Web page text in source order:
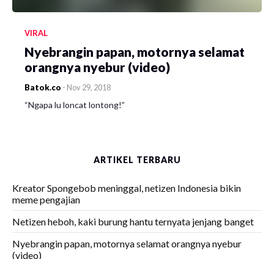
VIRAL
Nyebrangin papan, motornya selamat
orangnya nyebur (video)
Batok.co - Nov 29, 2018
“Ngapa lu loncat lontong!”
ARTIKEL TERBARU
Kreator Spongebob meninggal, netizen Indonesia bikin
meme pengajian
Netizen heboh, kaki burung hantu ternyata jenjang banget
Nyebrangin papan, motornya selamat orangnya nyebur
(video)